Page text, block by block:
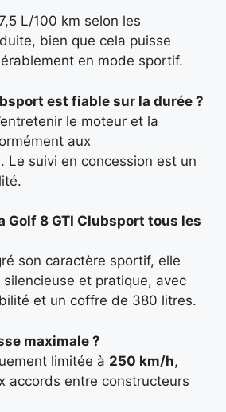
L/100 km selon les
bien que cela puisse
en mode sportif.
est fiable sur la durée ?
le moteur et la
aux
Le suivi en concession est un
Golf 8 GTI Clubsport tous les
son caractère sportif, elle
et pratique, avec
et un coffre de 380 litres.
maximale ?
limitée à 250 km/h,
accords entre constructeurs